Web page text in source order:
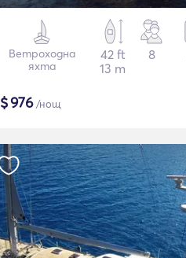
Ветроходна
яхта
42 ft
13 m
8
$976/нощ